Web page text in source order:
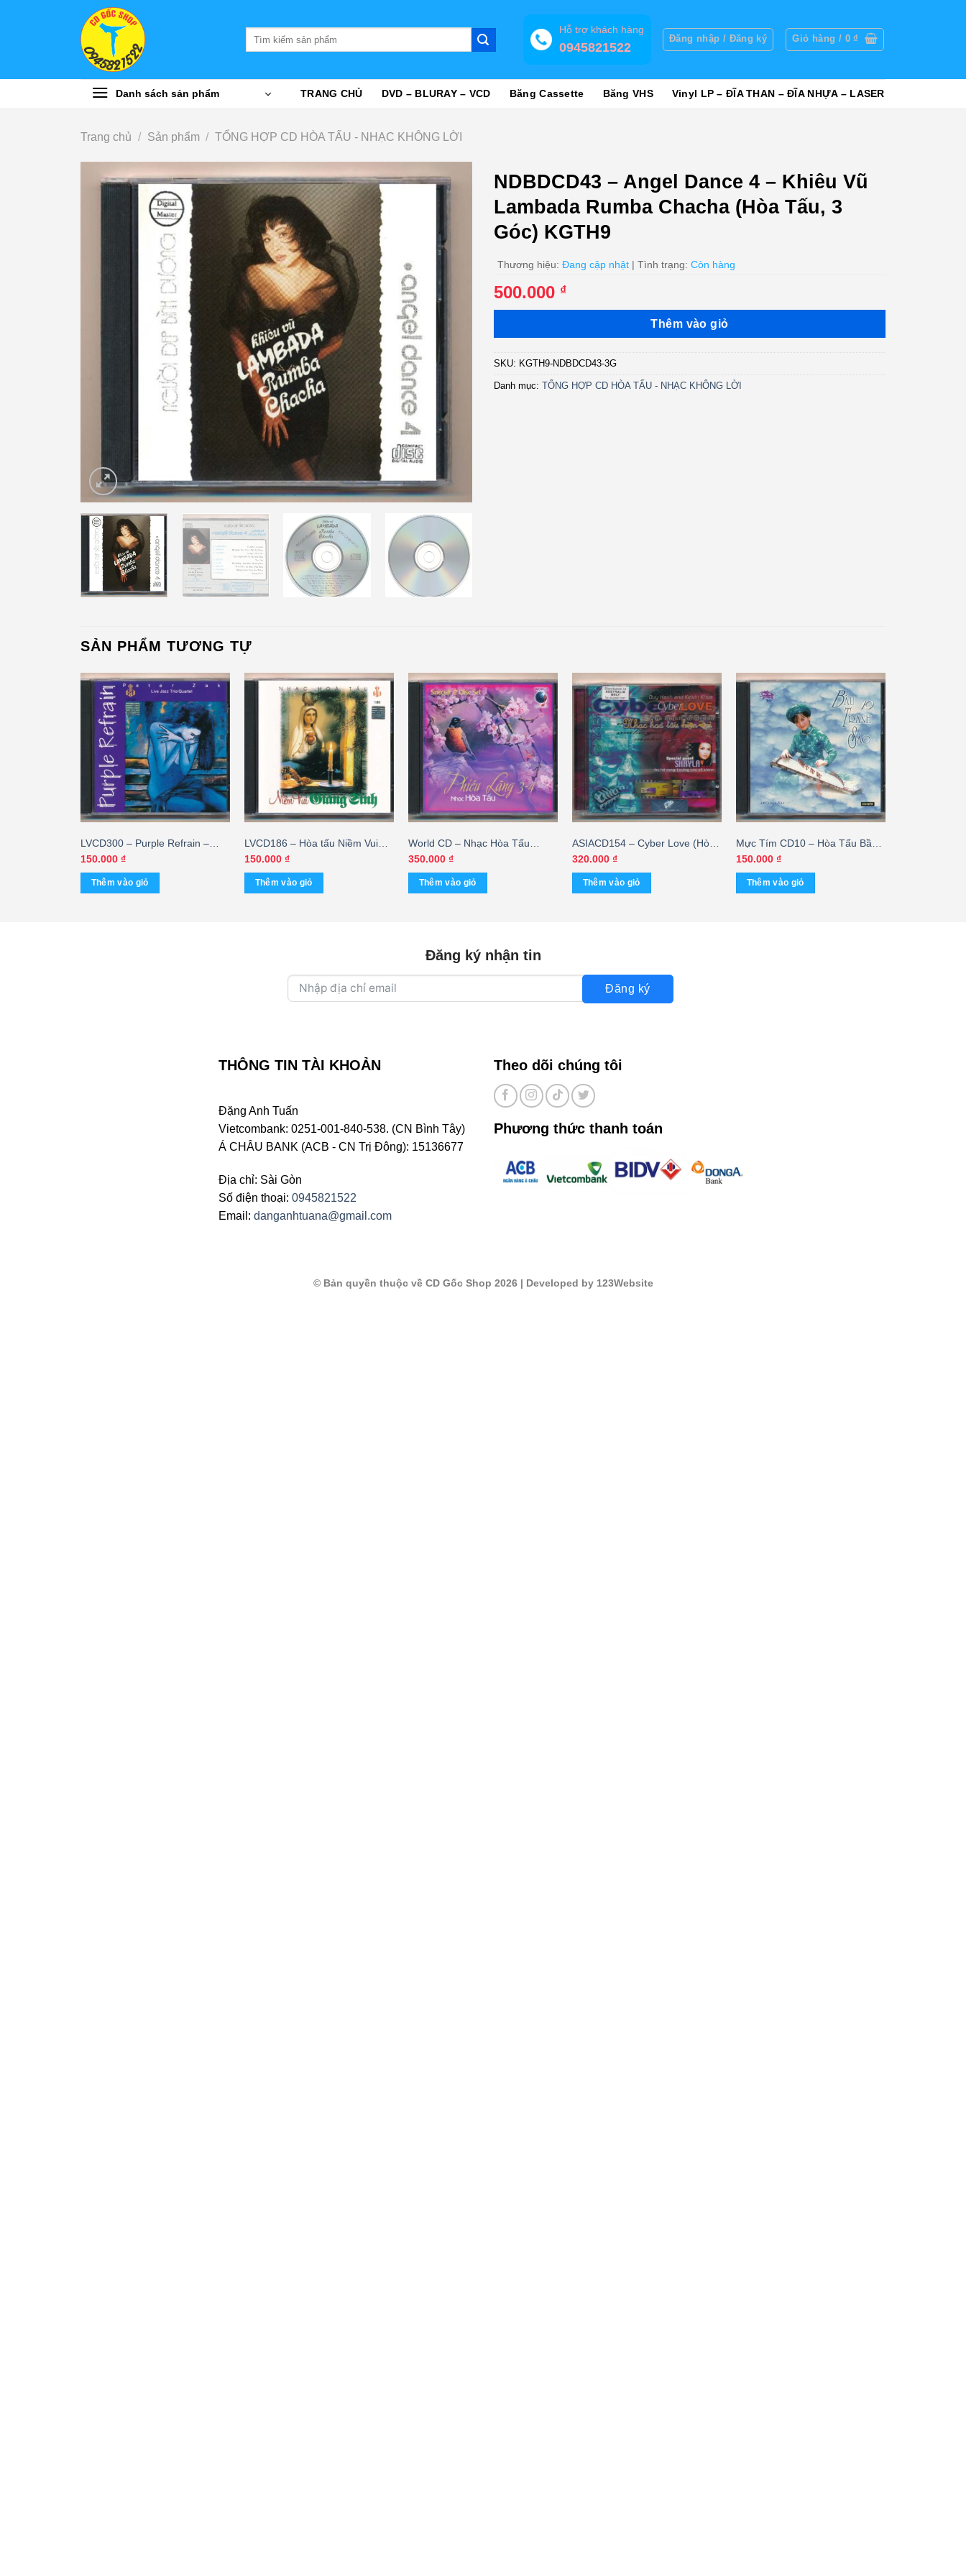
Hỗ trợ khách hàng
0945821522
Đăng nhập / Đăng ký Giỏ hàng / 0₫
Danh sách sản phẩm TRANG CHỦ DVD – BLURAY – VCD Băng Cassette Băng VHS Vinyl LP – ĐĨA THAN – ĐĨA NHỰA – LASER
Trang chủ / Sản phẩm / TỔNG HỢP CD HÒA TẤU - NHẠC KHÔNG LỜI
NDBDCD43 – Angel Dance 4 – Khiêu Vũ
Lambada Rumba Chacha (Hòa Tấu, 3
Góc) KGTH9
Thương hiệu: Đang cập nhật | Tình trạng: Còn hàng
500.000 ₫
Thêm vào giỏ
SKU: KGTH9-NDBDCD43-3G
Danh mục: TỔNG HỢP CD HÒA TẤU - NHẠC KHÔNG LỜI
SẢN PHẨM TƯƠNG TỰ
LVCD300 – Purple Refrain –
Peter Zak (Hòa Tấu)
150.000 ₫
Thêm vào giỏ
LVCD186 – Hòa tấu Niềm Vui
Giáng Sinh – Christopher Le
150.000 ₫
Thêm vào giỏ
World CD – Nhạc Hòa Tấu
Phiêu Lãng 3-4 (2 Disc)
350.000 ₫
Thêm vào giỏ
ASIACD154 – Cyber Love (Hòa
Tấu)
320.000 ₫
Thêm vào giỏ
Mực Tím CD10 – Hòa Tấu Bầu
Tranh Sáo 10
150.000 ₫
Thêm vào giỏ
Đăng ký nhận tin
Đăng ký
THÔNG TIN TÀI KHOẢN
Đặng Anh Tuấn
Vietcombank: 0251-001-840-538. (CN Bình Tây)
Á CHÂU BANK (ACB - CN Trị Đông): 15136677
Địa chỉ: Sài Gòn
Số điện thoại: 0945821522
Email: danganhtuana@gmail.com
Theo dõi chúng tôi
Phương thức thanh toán
© Bản quyền thuộc về CD Gốc Shop 2026| Developed by 123Website